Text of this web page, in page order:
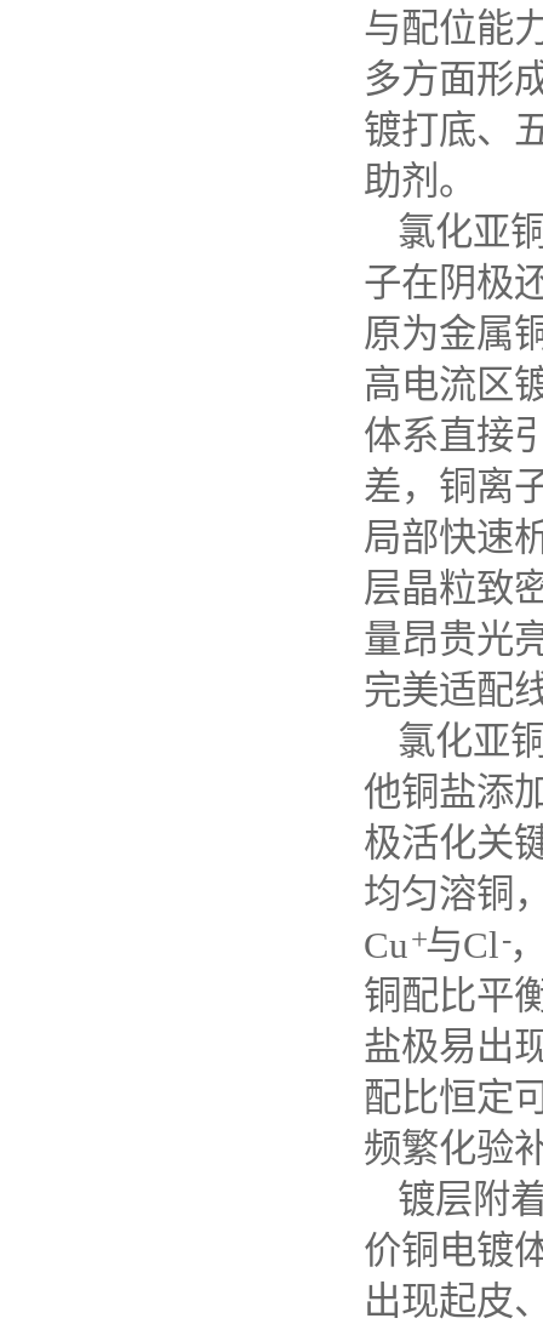
与配位能
多方面形
镀打底、
助剂。
氯化亚
子在阴极
原为金属
高电流区
体系直接
差，铜离
局部快速
层晶粒致
量昂贵光
完美适配
氯化亚
他铜盐添
极活化关
均匀溶铜
Cu+与Cl -
铜配比平
盐极易出
配比恒定
频繁化验
镀层附
价铜电镀
出现起皮